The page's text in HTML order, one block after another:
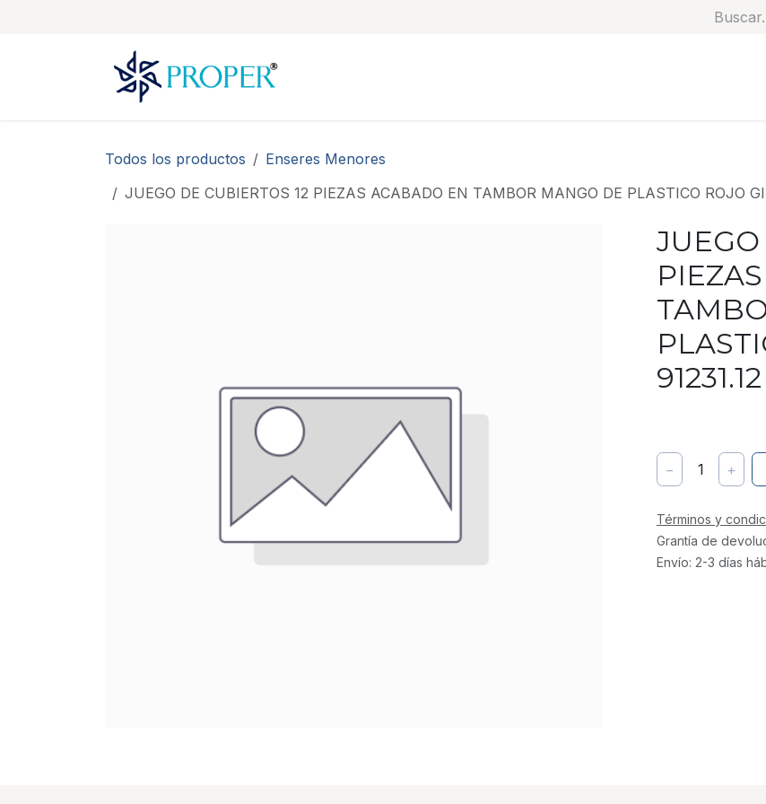
Todos los productos
Enseres Menores
JUEGO DE CUBIERTOS 12 PIEZAS ACABADO EN TAMBOR MANGO DE PLASTICO ROJO
− 1 +
Términos y
Grantía de
Envío: 2-3 días